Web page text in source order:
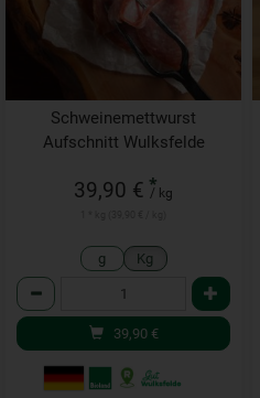
Schweinemettwurst
Aufschnitt Wulksfelde
39,90 € *
/ kg
g Kg
Anzahl
39,90 €